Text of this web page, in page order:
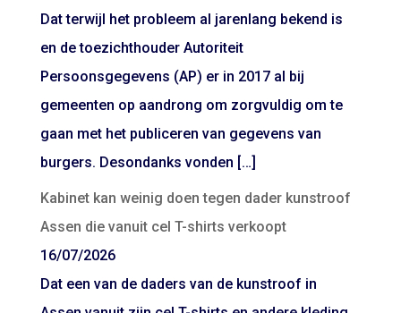
Dat terwijl het probleem al jarenlang bekend is
en de toezichthouder Autoriteit
Persoonsgegevens (AP) er in 2017 al bij
gemeenten op aandrong om zorgvuldig om te
gaan met het publiceren van gegevens van
burgers. Desondanks vonden […]
Kabinet kan weinig doen tegen dader kunstroof
Assen die vanuit cel T-shirts verkoopt
16/07/2026
Dat een van de daders van de kunstroof in